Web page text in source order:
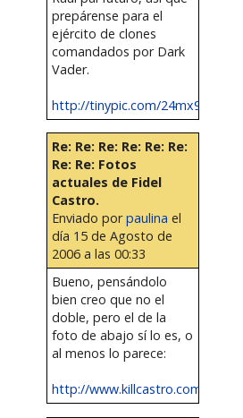
prepárense para el
ejército de clones
comandados por Dark
Vader.
http://tinypic.com/24mx93k
Re: Re: Re: Re: Re: Re:
Re: Re: Fotos
actuales de Fidel
Castro.
Enviado porpaulina el
día 15 de Agosto de
2006 a las 00:33
Bueno, pensándolo
bien creo que no el
doble, pero el de la
foto de abajo sí lo es, o
al menos lo parece:
http://www.killcastro.com/